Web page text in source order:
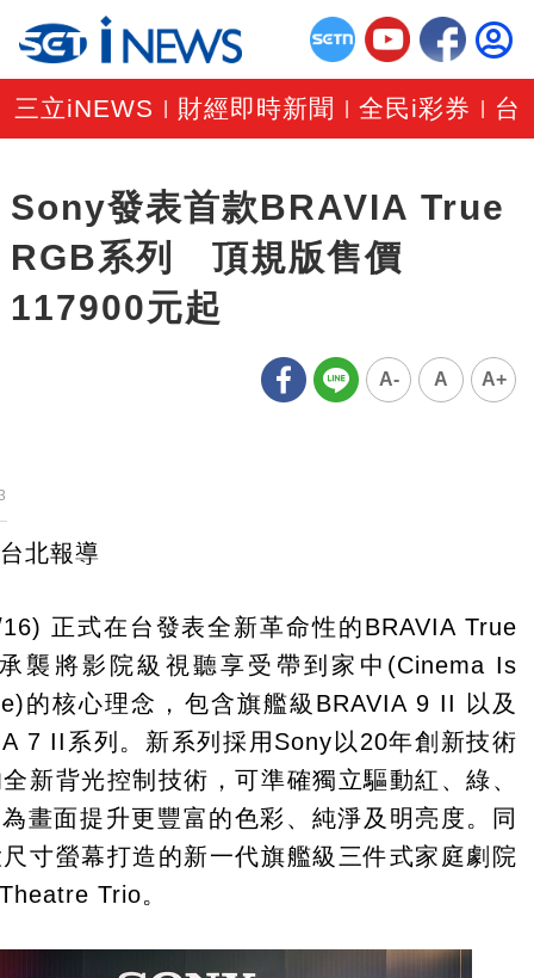
三立iNEWS 財經即時新聞 |全民i彩券 台
Sony發表首款BRAVIA True
RGB系列 頂規版售價
117900元起
A- A A+
北報導
正式在台發表全新革命性的BRAVIA True
襲將影院級視聽享受帶到家中(Cinema Is
的核心理念，包含旗艦級BRAVIA 9 II 以及
7 II系列。新系列採用Sony以20年創新技術
新背光控制技術，可準確獨立驅動紅、綠、
畫面提升更豐富的色彩、純淨及明亮度。同
寸螢幕打造的新一代旗艦級三件式家庭劇院
Trio。